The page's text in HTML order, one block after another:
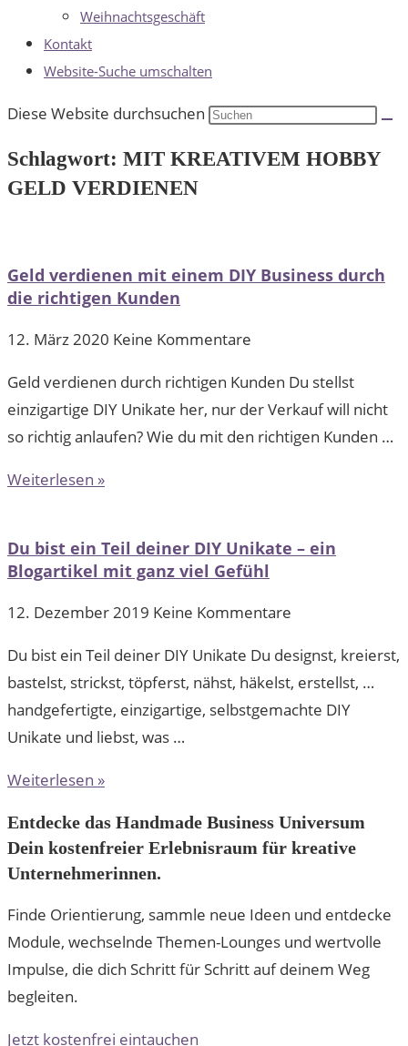
Weihnachtsgeschäft
Kontakt
Website-Suche umschalten
Diese Website durchsuchen
Schlagwort: MIT KREATIVEM HOBBY
GELD VERDIENEN
Geld verdienen mit einem DIY Business durch
die richtigen Kunden
12. März 2020 Keine Kommentare
Geld verdienen durch richtigen Kunden Du stellst
einzigartige DIY Unikate her, nur der Verkauf will nicht
so richtig anlaufen? Wie du mit den richtigen Kunden …
Weiterlesen »
Du bist ein Teil deiner DIY Unikate – ein
Blogartikel mit ganz viel Gefühl
12. Dezember 2019 Keine Kommentare
Du bist ein Teil deiner DIY Unikate Du designst, kreierst,
bastelst, strickst, töpferst, nähst, häkelst, erstellst, …
handgefertigte, einzigartige, selbstgemachte DIY
Unikate und liebst, was …
Weiterlesen »
Entdecke das Handmade Business Universum
Dein kostenfreier Erlebnisraum für kreative
Unternehmerinnen.
Finde Orientierung, sammle neue Ideen und entdecke
Module, wechselnde Themen-Lounges und wertvolle
Impulse, die dich Schritt für Schritt auf deinem Weg
begleiten.
Jetzt kostenfrei eintauchen